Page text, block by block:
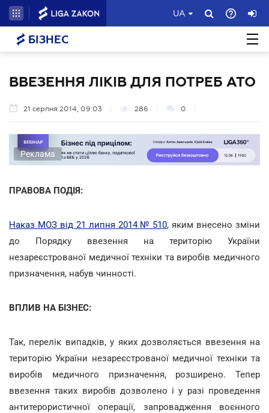
UA
БІЗНЕС
ВВЕЗЕННЯ ЛІКІВ ДЛЯ ПОТРЕБ АТО
21 серпня 2014, 09:03 286 0
Реклама
ПРАВОВА ПОДІЯ:
Наказ МОЗ від 21 липня 2014 № 510, яким внесено зміни
до Порядку ввезення на територію України
незареєстрованої медичної техніки та виробів медичного
призначення, набув чинності.
ВПЛИВ НА БІЗНЕС:
Так, перелік випадків, у яких дозволяється ввезення на
територію України незареєстрованої медичної техніки та
виробів медичного призначення, розширено. Тепер
ввезення таких виробів дозволено і у разі проведення
антитерористичної операції, запровадження воєнного